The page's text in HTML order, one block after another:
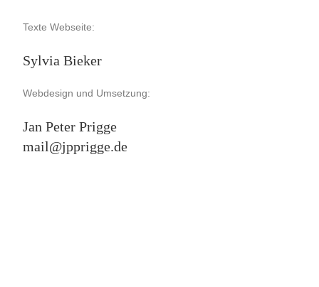
Texte Webseite:
Sylvia Bieker
Webdesign und Umsetzung:
Jan Peter Prigge
mail@jpprigge.de